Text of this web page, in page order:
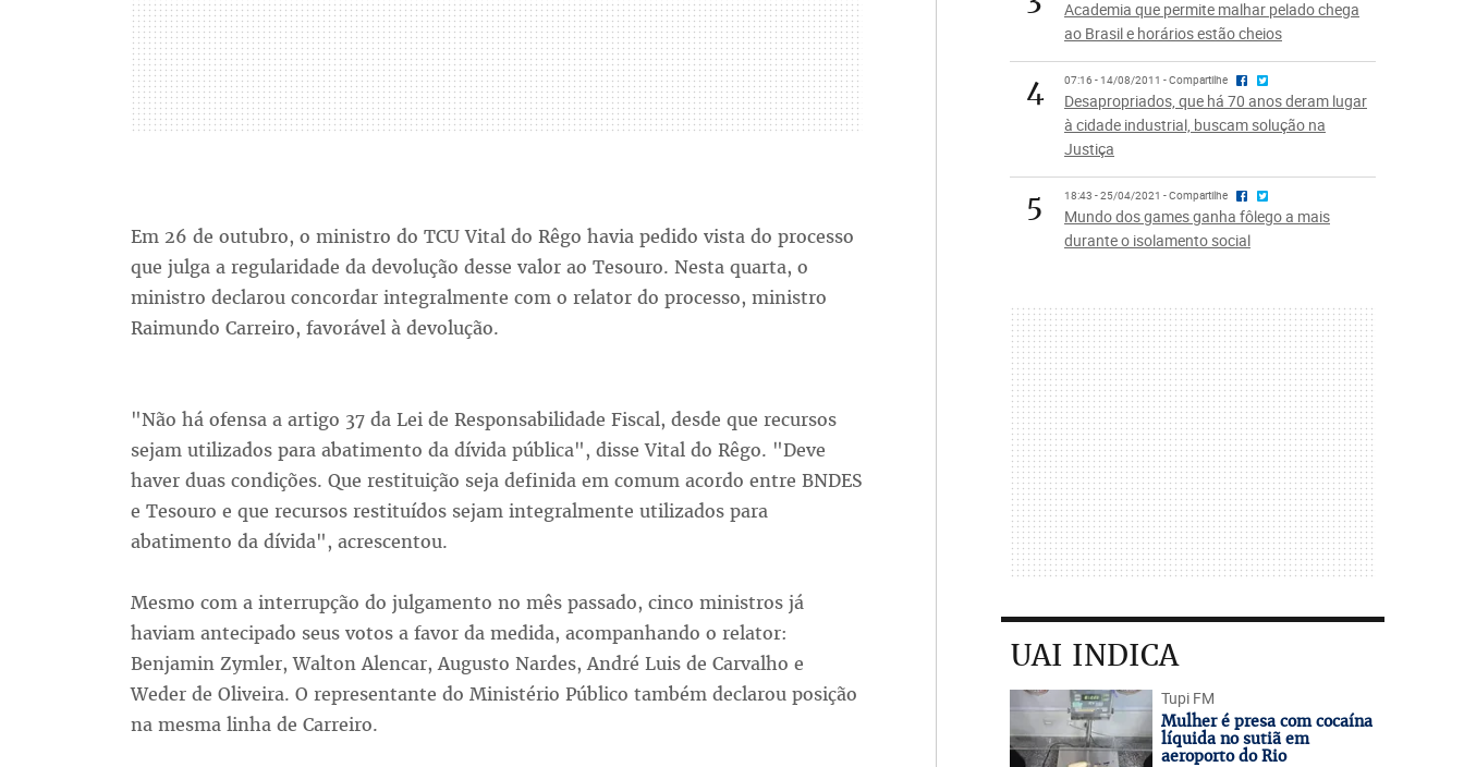
Em 26 de outubro, o ministro do TCU Vital do Rêgo havia pedido vista do processo
que julga a regularidade da devolução desse valor ao Tesouro. Nesta quarta, o
ministro declarou concordar integralmente com o relator do processo, ministro
Raimundo Carreiro, favorável à devolução.
"Não há ofensa a artigo 37 da Lei de Responsabilidade Fiscal, desde que recursos
sejam utilizados para abatimento da dívida pública", disse Vital do Rêgo. "Deve
haver duas condições. Que restituição seja definida em comum acordo entre BNDES
e Tesouro e que recursos restituídos sejam integralmente utilizados para
abatimento da dívida", acrescentou.
Mesmo com a interrupção do julgamento no mês passado, cinco ministros já
haviam antecipado seus votos a favor da medida, acompanhando o relator:
Benjamin Zymler, Walton Alencar, Augusto Nardes, André Luis de Carvalho e
Weder de Oliveira. O representante do Ministério Público também declarou posição
na mesma linha de Carreiro.
Academia que permite malhar pelado chega
ao Brasil e horários estão cheios
4 07:16 - 14/08/2011 - Compartilhe
Desapropriados, que há 70 anos deram lugar
à cidade industrial, buscam solução na
Justiça
5 18:43 - 25/04/2021 - Compartilhe
Mundo dos games ganha fôlego a mais
durante o isolamento social
UAI INDICA
Tupi FM
Mulher é presa com cocaína
líquida no sutiã em
aeroporto do Rio